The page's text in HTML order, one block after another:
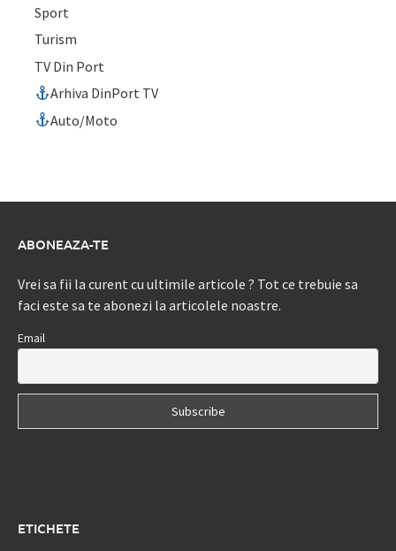
Sport
Turism
TV Din Port
Arhiva DinPort TV
Auto/Moto
ABONEAZA-TE
Vrei sa fii la curent cu ultimile articole ? Tot ce trebuie sa
faci este sa te abonezi la articolele noastre.
Email
ETICHETE